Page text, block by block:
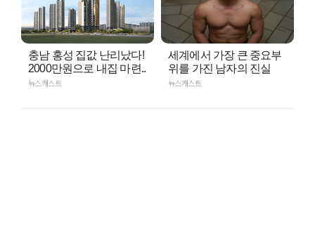
충남 홍성 집값 난리났다!
2000만원으로 내집 마련..
뉴스캐스트
세계에서 가장 큰 중요부
위를 가진 남자의 진실
뉴스캐스트